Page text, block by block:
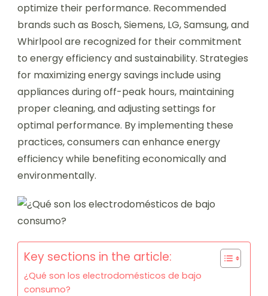
optimize their performance. Recommended
brands such as Bosch, Siemens, LG, Samsung, and
Whirlpool are recognized for their commitment
to energy efficiency and sustainability. Strategies
for maximizing energy savings include using
appliances during off-peak hours, maintaining
proper cleaning, and adjusting settings for
optimal performance. By implementing these
practices, consumers can enhance energy
efficiency while benefiting economically and
environmentally.
Key sections in the article:
¿Qué son los electrodomésticos de bajo
consumo?